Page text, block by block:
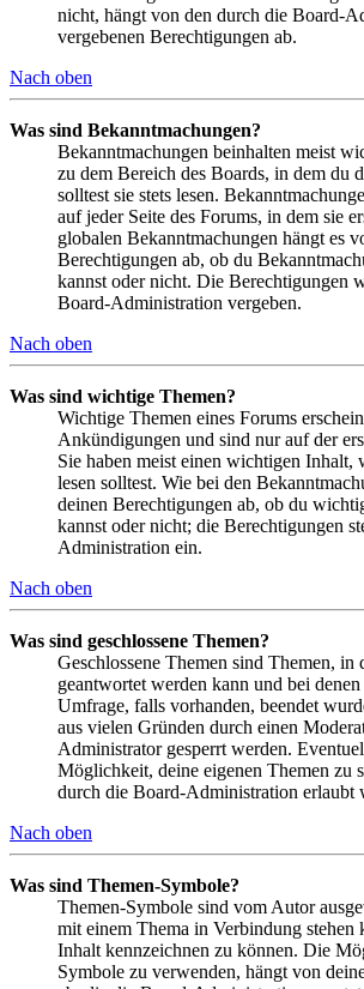
nicht, hängt von den durch die Board-
vergebenen Berechtigungen ab.
Nach oben
Was sind Bekanntmachungen?
Bekanntmachungen beinhalten meist
zu dem Bereich des Boards, in dem du
solltest sie stets lesen.
auf jeder Seite des Forums, in dem sie
globalen Bekanntmachungen hängt es
Berechtigungen ab, ob du
kannst oder nicht. Die Berechtigungen
Board-Administration vergeben.
Nach oben
Was sind wichtige Themen?
Wichtige Themen eines Forums
Ankündigungen und sind nur auf der
Sie haben meist einen wichtigen Inhalt,
lesen solltest. Wie bei den
deinen Berechtigungen ab, ob du
kannst oder nicht; die Berechtigungen
Administration ein.
Nach oben
Was sind geschlossene Themen?
Geschlossene Themen sind Themen, in
geantwortet werden kann und bei
Umfrage, falls vorhanden, beendet
aus vielen Gründen durch einen
Administrator gesperrt werden.
Möglichkeit, deine eigenen Themen zu
durch die Board-Administration erlaubt
Nach oben
Was sind Themen-Symbole?
Themen-Symbole sind vom Autor
mit einem Thema in Verbindung stehen
Inhalt kennzeichnen zu können. Die
Symbole zu verwenden, hängt von